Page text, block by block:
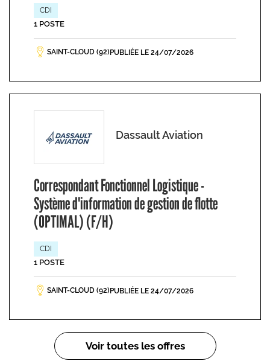
CDI
1 POSTE
SAINT-CLOUD (92) PUBLIÉE LE 24/07/2026
Dassault Aviation
Correspondant Fonctionnel Logistique -
Système d'information de gestion de flotte
(OPTIMAL) (F/H)
CDI
1 POSTE
SAINT-CLOUD (92) PUBLIÉE LE 24/07/2026
Pagination
Voir toutes les offres